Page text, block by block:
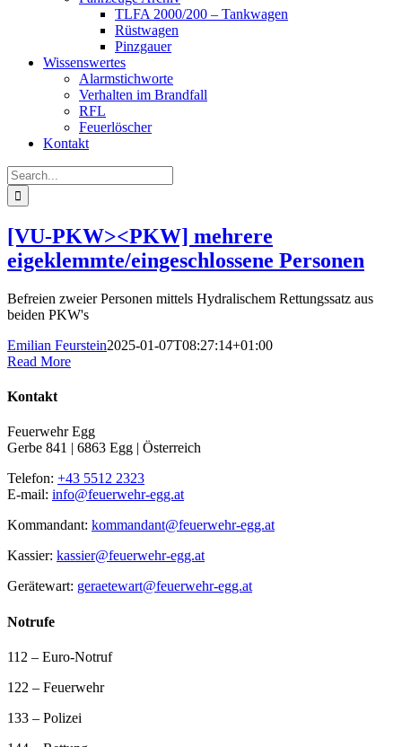
TLFA 2000/200 – Tankwagen
Rüstwagen
Pinzgauer
Wissenswertes
Alarmstichworte
Verhalten im Brandfall
RFL
Feuerlöscher
Kontakt
Search
for:
[VU-PKW><PKW] mehrere
eigeklemmte/eingeschlossene Personen
Befreien zweier Personen mittels Hydralischem Rettungssatz aus
beiden PKW's
Emilian Feurstein2025-01-07T08:27:14+01:00
Read More
Kontakt
Feuerwehr Egg
Gerbe 841 | 6863 Egg | Österreich
Telefon: +43 5512 2323
E-mail: info@feuerwehr-egg.at
Kommandant: kommandant@feuerwehr-egg.at
Kassier: kassier@feuerwehr-egg.at
Gerätewart: geraetewart@feuerwehr-egg.at
Notrufe
112 – Euro-Notruf
122 – Feuerwehr
133 – Polizei